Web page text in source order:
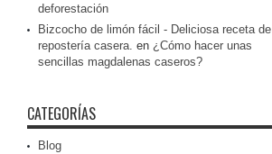
deforestación
Bizcocho de limón fácil - Deliciosa receta de
repostería casera. en ¿Cómo hacer unas
sencillas magdalenas caseros?
CATEGORÍAS
Blog